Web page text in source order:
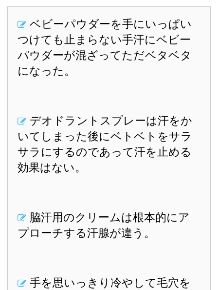
ベビーパウダーを手にいっぱい
つけても止まらない手汗にベビー
パウダーが混ざってただベタベタ
になった。
デオドラントスプレーは汗をか
いてしまった後にベトベトをサラ
サラにするのであって汗を止める
効果はない。
脇汗用のクリームは根本的にア
プローチする汗腺が違う。
手を思いっきり冷やして毛穴を